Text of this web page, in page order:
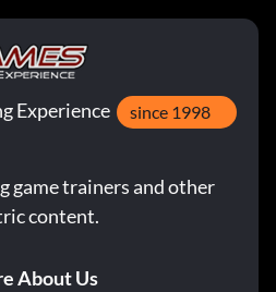
Experience since 1998
game trainers and other
content.
About Us